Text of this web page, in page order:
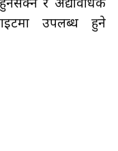
र अद्यावधिक
उपलब्ध हुने